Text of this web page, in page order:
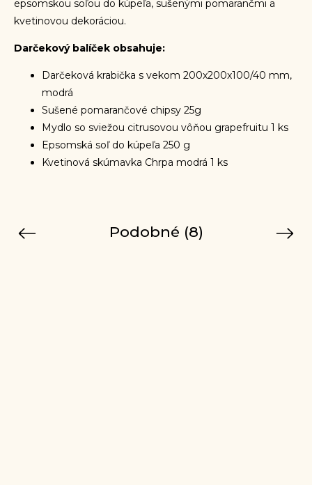
epsomskou soľou do kúpeľa, sušenými pomarančmi a
kvetinovou dekoráciou.
Darčekový balíček obsahuje:
Darčeková krabička s vekom 200x200x100/40 mm,
modrá
Sušené pomarančové chipsy 25g
Mydlo so sviežou citrusovou vôňou grapefruitu 1 ks
Epsomská soľ do kúpeľa 250 g
Kvetinová skúmavka Chrpa modrá 1 ks
Podobné (8)
Previous Next